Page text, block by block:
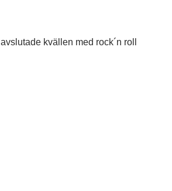
avslutade kvällen med rock´n roll